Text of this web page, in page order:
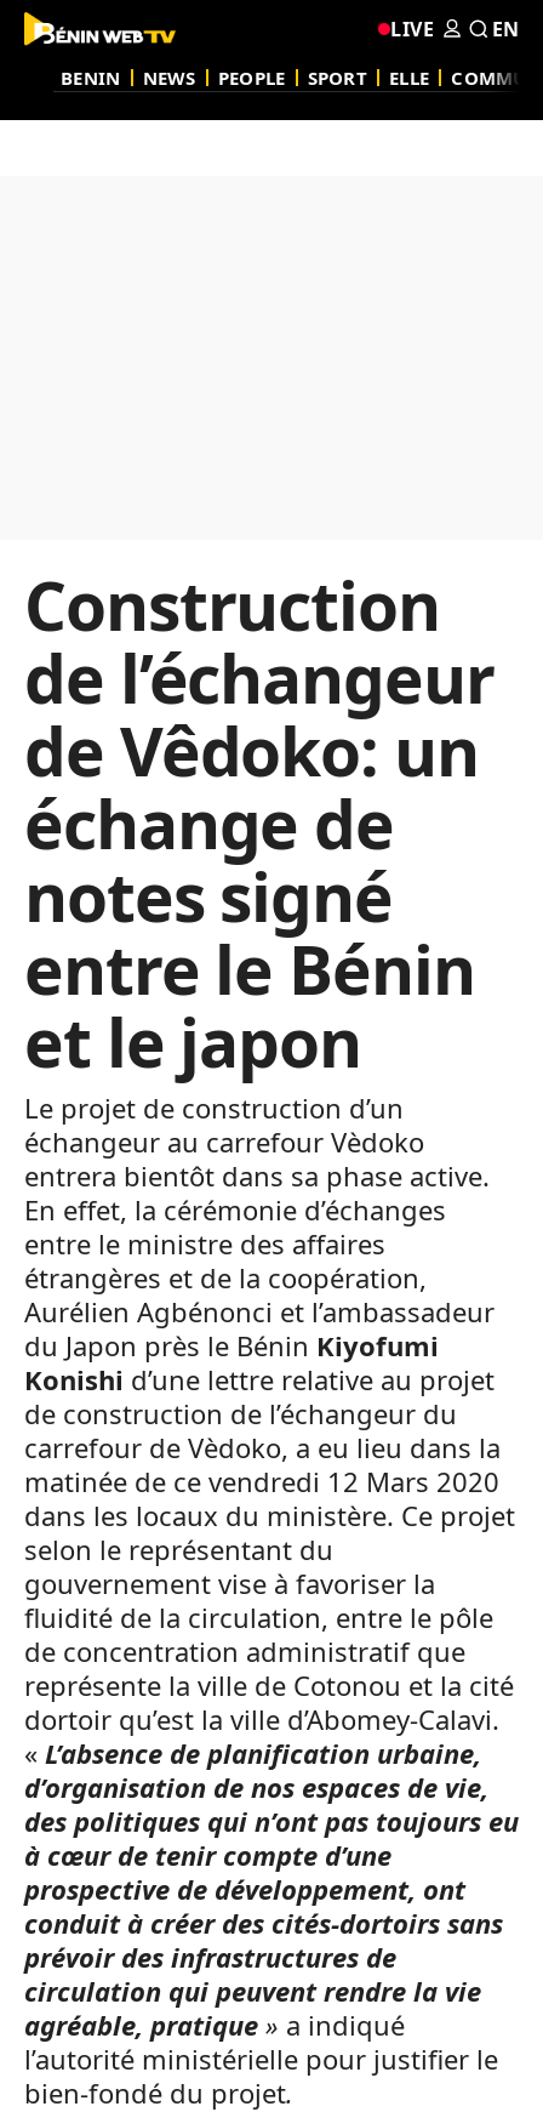
BENIN NEWS PEOPLE SPORT ELLE
LIVE EN
Construction
de l’échangeur
de Vêdoko: un
échange de
notes signé
entre le Bénin
et le japon
Le projet de construction d’un
échangeur au carrefour Vèdoko
entrera bientôt dans sa phase active.
En effet, la cérémonie d’échanges
entre le ministre des affaires
étrangères et de la coopération,
Aurélien Agbénonci et l’ambassadeur
du Japon près le Bénin Kiyofumi
Konishi d’une lettre relative au projet
de construction de l’échangeur du
carrefour de Vèdoko, a eu lieu dans la
matinée de ce vendredi 12 Mars 2020
dans les locaux du ministère. Ce projet
selon le représentant du
gouvernement vise à favoriser la
fluidité de la circulation, entre le pôle
de concentration administratif que
représente la ville de Cotonou et la cité
dortoir qu’est la ville d’Abomey-Calavi.
« L’absence de planification urbaine,
d’organisation de nos espaces de vie,
des politiques qui n’ont pas toujours eu
à cœur de tenir compte d’une
prospective de développement, ont
conduit à créer des cités-dortoirs sans
prévoir des infrastructures de
circulation qui peuvent rendre la vie
agréable, pratique » a indiqué
l’autorité ministérielle pour justifier le
bien-fondé du projet.